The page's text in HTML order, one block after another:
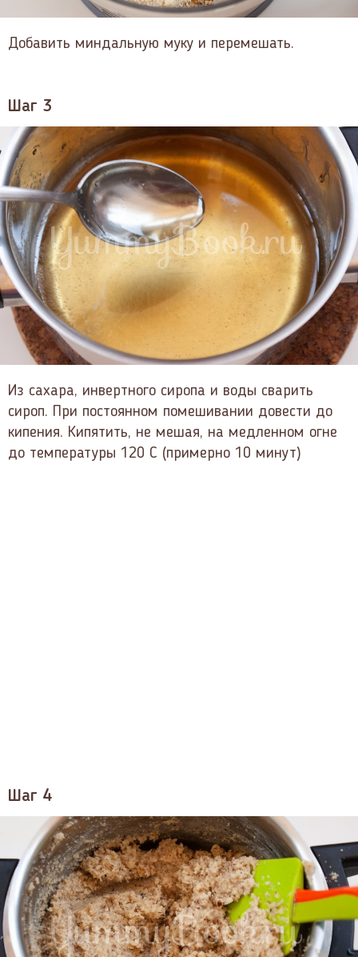
Добавить миндальную муку и перемешать.
Шаг 3
Из сахара, инвертного сиропа и воды сварить
сироп. При постоянном помешивании довести до
кипения. Кипятить, не мешая, на медленном огне
до температуры 120 С (примерно 10 минут)
Шаг 4